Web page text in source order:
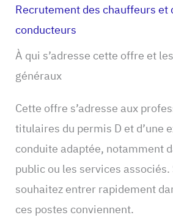
Recrutement des chauffeurs et
conducteurs
À qui s’adresse cette offre et
généraux
Cette offre s’adresse aux
titulaires du permis D et d’une
conduite adaptée, notamment
public ou les services associés.
souhaitez entrer rapidement
ces postes conviennent.